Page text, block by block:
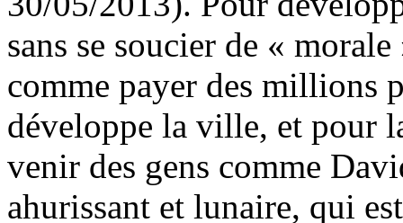
sans se soucier de «
comme payer des millions
développe la ville, et pour
venir des gens comme
ahurissant et lunaire, qui